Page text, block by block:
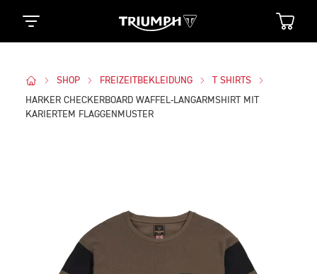
SHOP FREIZEITBEKLEIDUNG
T SHIRTS
HARKER CHECKERBOARD WAFFEL-LANGARMSHIRT MIT
KARIERTEM FLAGGENMUSTER